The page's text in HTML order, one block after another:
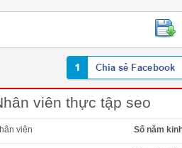
viên thực tập seo
viên Số năm